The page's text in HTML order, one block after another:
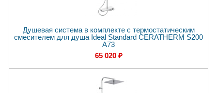
Душевая система в комплекте с термостатическим
смесителем для душа Ideal Standard CERATHERM S200
A73
65 020 ₽